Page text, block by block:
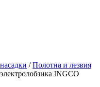
/Полотна и лезвия
INGCO